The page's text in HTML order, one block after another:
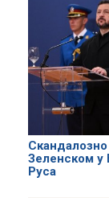
Зеленском у
Руса